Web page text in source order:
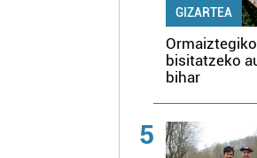
GIZARTEA
bisitatzeko
bihar
5